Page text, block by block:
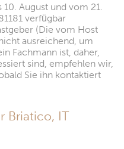
August und vom 21.
verfügbar
(Die vom Host
ausreichend, um
Fachmann ist, daher,
sind, empfehlen wir,
Sie ihn kontaktiert
Briatico, IT